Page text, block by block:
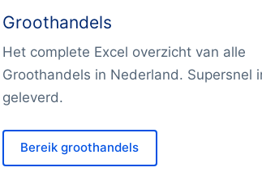
Groothandels
Het complete Excel overzicht van alle
Groothandels in Nederland. Supersnel
geleverd.
Bereik groothandels